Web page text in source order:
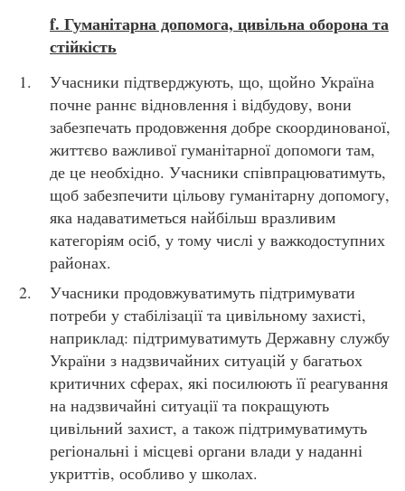
f. Гуманітарна допомога, цивільна оборона та
стійкість
Учасники підтверджують, що, щойно Україна
почне раннє відновлення і відбудову, вони
забезпечать продовження добре скоординованої,
життєво важливої гуманітарної допомоги там,
де це необхідно. Учасники співпрацюватимуть,
щоб забезпечити цільову гуманітарну допомогу,
яка надаватиметься найбільш вразливим
категоріям осіб, у тому числі у важкодоступних
районах.
Учасники продовжуватимуть підтримувати
потреби у стабілізації та цивільному захисті,
наприклад: підтримуватимуть Державну службу
України з надзвичайних ситуацій у багатьох
критичних сферах, які посилюють її реагування
на надзвичайні ситуації та покращують
цивільний захист, а також підтримуватимуть
регіональні і місцеві органи влади у наданні
укриттів, особливо у школах.